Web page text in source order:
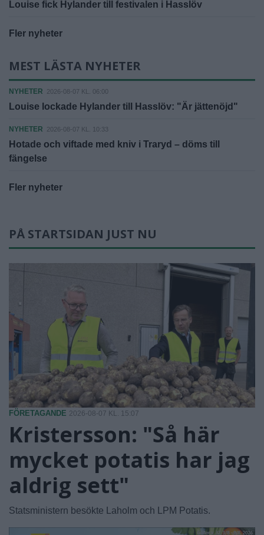
Louise fick Hylander till festivalen i Hasslöv
Fler nyheter
MEST LÄSTA NYHETER
NYHETER 2026-08-07 KL. 06:00
Louise lockade Hylander till Hasslöv: "Är jättenöjd"
NYHETER 2026-08-07 KL. 10:33
Hotade och viftade med kniv i Traryd – döms till
fängelse
Fler nyheter
PÅ STARTSIDAN JUST NU
FÖRETAGANDE 2026-08-07 KL. 15:07
Kristersson: "Så här
mycket potatis har jag
aldrig sett"
Statsministern besökte Laholm och LPM Potatis.